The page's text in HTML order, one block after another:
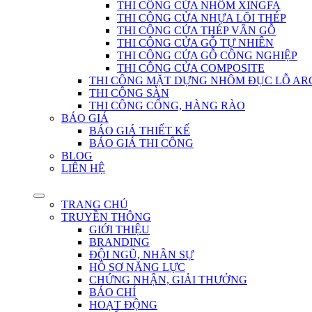
THI CÔNG CỬA NHÔM XINGFA
THI CÔNG CỬA NHỰA LÕI THÉP
THI CÔNG CỬA THÉP VÂN GỖ
THI CÔNG CỬA GỖ TỰ NHIÊN
THI CÔNG CỬA GỖ CÔNG NGHIỆP
THI CÔNG CỬA COMPOSITE
THI CÔNG MẶT DỰNG NHÔM ĐỤC LỖ
THI CÔNG SÀN
THI CÔNG CỔNG, HÀNG RÀO
BÁO GIÁ
BÁO GIÁ THIẾT KẾ
BÁO GIÁ THI CÔNG
BLOG
LIÊN HỆ
TRANG CHỦ
TRUYỀN THÔNG
GIỚI THIỆU
BRANDING
ĐỘI NGŨ, NHÂN SỰ
HỒ SƠ NĂNG LỰC
CHỨNG NHẬN, GIẢI THƯỞNG
BÁO CHÍ
HOẠT ĐỘNG